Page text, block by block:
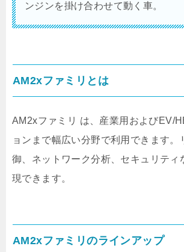
ンジンを掛け合わせて動く車。
AM2xファミリとは
AM2xファミリ は、産業用およびEV/
ョンまで幅広い分野で利用できます。
御、ネットワーク分析、セキュリティ
現できます。
AM2xファミリのラインアップ